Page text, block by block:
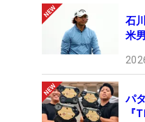
石
米
パ
『